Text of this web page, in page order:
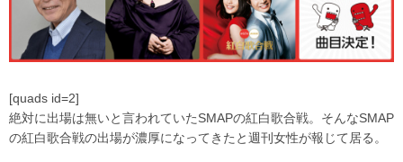
[quads id=2]
絶対に出場は無いと言われていたSMAPの紅白歌合戦。そんなSMAP
の紅白歌合戦の出場が濃厚になってきたと週刊女性が報じて居る。